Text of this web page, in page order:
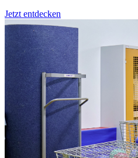
Jetzt entdecken